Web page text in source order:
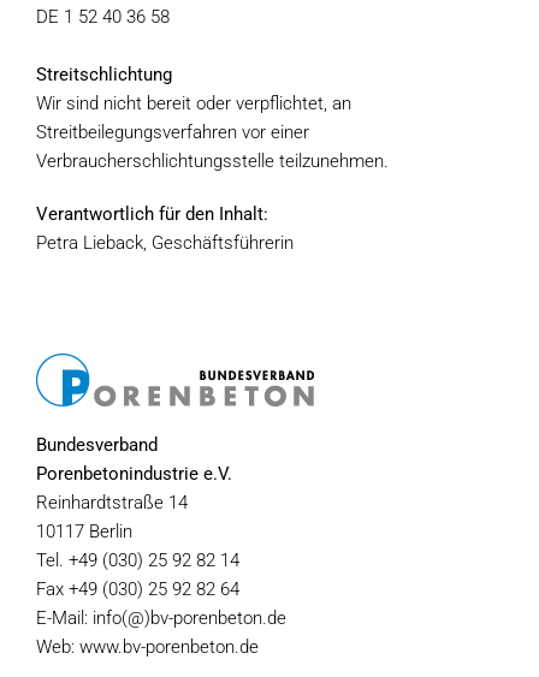
DE 1 52 40 36 58
Streitschlichtung
Wir sind nicht bereit oder verpflichtet, an
Streitbeilegungsverfahren vor einer
Verbraucherschlichtungsstelle teilzunehmen.
Verantwortlich für den Inhalt:
Petra Lieback, Geschäftsführerin
Bundesverband
Porenbetonindustrie e.V.
Reinhardtstraße 14
10117 Berlin
Tel. +49 (030) 25 92 82 14
Fax +49 (030) 25 92 82 64
E-Mail: info(@)bv-porenbeton.de
Web: www.bv-porenbeton.de